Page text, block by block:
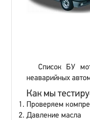
Список БУ
неаварийных
Как мы
Проверяем
Давление масла